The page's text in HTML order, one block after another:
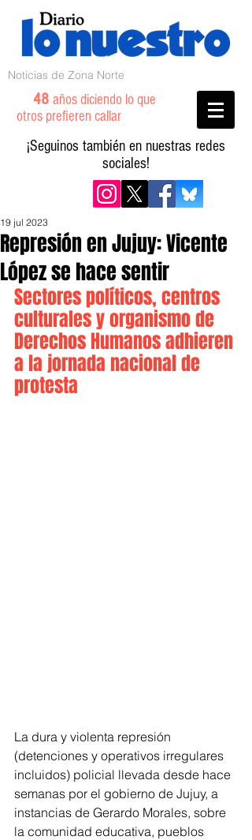
Noticias de Zona Norte
48 años diciendo lo que
otros prefieren callar
¡Seguinos también en nuestras redes
sociales!
Represión en Jujuy: Vicente
López se hace sentir
19 jul 2023
Sectores políticos, centros
culturales y organismo de
Derechos Humanos adhieren
a la jornada nacional de
protesta
La dura y violenta represión
(detenciones y operativos irregulares
incluidos) policial llevada desde hace
semanas por el gobierno de Jujuy, a
instancias de Gerardo Morales, sobre
la comunidad educativa, pueblos